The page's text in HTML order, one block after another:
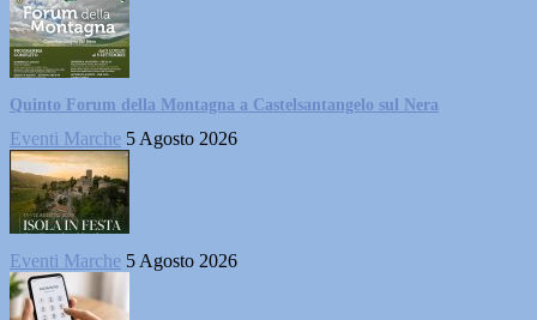
Quinto Forum della Montagna a Castelsantangelo sul Nera
Eventi Marche 5 Agosto 2026
Eventi Marche 5 Agosto 2026